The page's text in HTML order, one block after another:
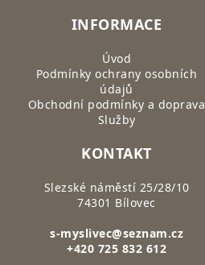
INFORMACE
Úvod
Podmínky ochrany osobních
údajů
Obchodní podmínky a doprava
Služby
KONTAKT
Slezské náměstí 25/28/10
74301 Bílovec
s-myslivec@seznam.cz
+420 725 832 612